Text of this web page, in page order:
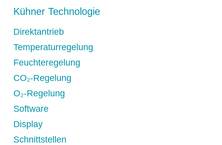
Kühner Technologie
Direktantrieb
Temperaturregelung
Feuchteregelung
CO₂-Regelung
O₂-Regelung
Software
Display
Schnittstellen